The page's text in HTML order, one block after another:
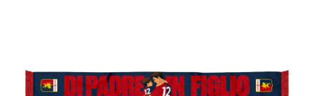
Kombat XXV